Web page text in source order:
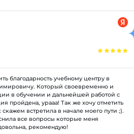
благодарность учебному центру в
Который своевременно и
в обучении и дальнейшей работой с
пройдена, урааа! Так же хочу отметить
встретила в начале моего пути ;).
все вопросы которые меня
рекомендую!